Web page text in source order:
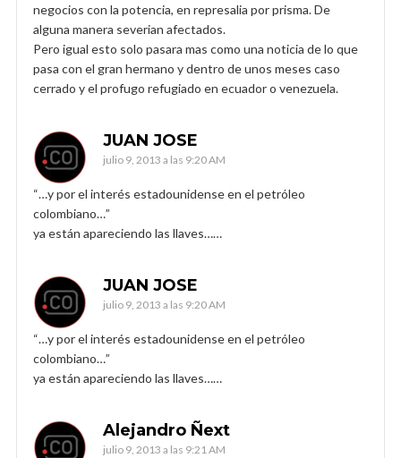
negocios con la potencia, en represalia por prisma. De
alguna manera severian afectados.
Pero igual esto solo pasara mas como una noticia de lo que
pasa con el gran hermano y dentro de unos meses caso
cerrado y el profugo refugiado en ecuador o venezuela.
JUAN JOSE
julio 9, 2013 a las 9:20 AM
“…y por el interés estadounidense en el petróleo
colombiano…”
ya están apareciendo las llaves……
JUAN JOSE
julio 9, 2013 a las 9:20 AM
“…y por el interés estadounidense en el petróleo
colombiano…”
ya están apareciendo las llaves……
Alejandro Ñext
julio 9, 2013 a las 9:21 AM